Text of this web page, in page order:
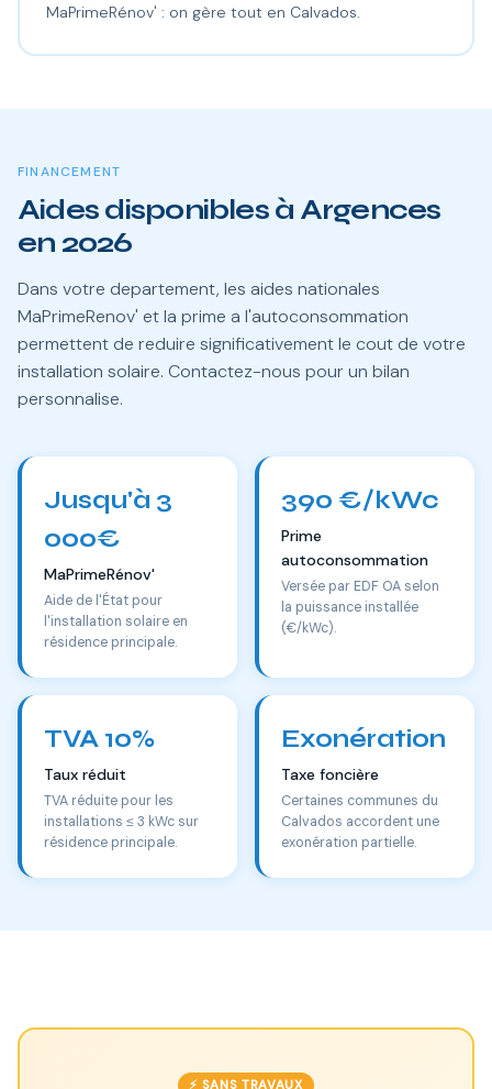
MaPrimeRénov' : on gère tout en Calvados.
FINANCEMENT
Aides disponibles à Argences
en 2026
Dans votre departement, les aides nationales
MaPrimeRenov' et la prime a l'autoconsommation
permettent de reduire significativement le cout de votre
installation solaire. Contactez-nous pour un bilan
personnalise.
Jusqu'à 3
000€
MaPrimeRénov'
Aide de l'État pour
l'installation solaire en
résidence principale.
390 €/kWc
Prime
autoconsommation
Versée par EDF OA selon
la puissance installée
(€/kWc).
TVA 10%
Taux réduit
TVA réduite pour les
installations ≤ 3 kWc sur
résidence principale.
Exonération
Taxe foncière
Certaines communes du
Calvados accordent une
exonération partielle.
⚡ SANS TRAVAUX